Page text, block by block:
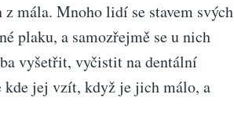
mála. Mnoho lidí se stavem svých
plaku, a samozřejmě se u nich
vyšetřit, vyčistit na dentální
kde jej vzít, když je jich málo, a